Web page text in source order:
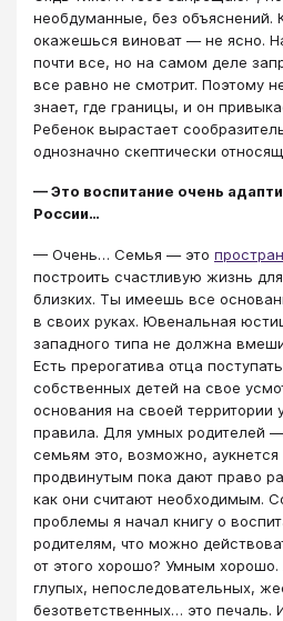
необдуманные, без объяснений.
окажешься виноват — не ясно.
почти все, но на самом деле
все равно не смотрит. Поэтому
знает, где границы, и он
Ребенок вырастает
однозначно скептически
— Это воспитание очень
России…
— Очень… Семья — это
построить счастливую жизнь
близких. Ты имеешь все
в своих руках. Ювенальная
западного типа не должна
Есть прерогатива отца
собственных детей на свое
основания на своей территории
правила. Для умных родителей
семьям это, возможно, аукнется
продвинутым пока дают право
как они считают необходимым.
проблемы я начал книгу о
родителям, что можно
от этого хорошо? Умным
глупых, непоследовательных,
безответственных… это печаль.